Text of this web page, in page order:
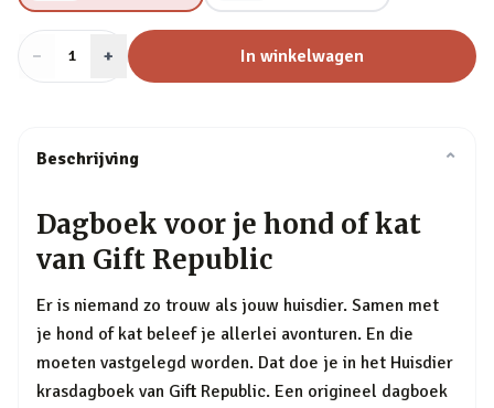
− Aantal
1 + In winkelwagen
Beschrijving ⌄
Dagboek voor je hond of kat
van Gift Republic
Er is niemand zo trouw als jouw huisdier. Samen met
je hond of kat beleef je allerlei avonturen. En die
moeten vastgelegd worden. Dat doe je in het Huisdier
krasdagboek van Gift Republic. Een origineel dagboek